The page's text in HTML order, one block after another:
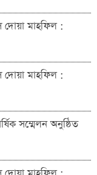
দোয়া মাহফিল :
দোয়া মাহফিল :
সম্মেলন অনুষ্ঠিত